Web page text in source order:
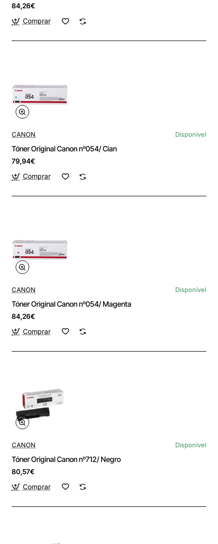
84,26€
Comprar
CANON Disponível
Tóner Original Canon nº054/ Cian
79,94€
Comprar
CANON Disponível
Tóner Original Canon nº054/ Magenta
84,26€
Comprar
CANON Disponível
Tóner Original Canon nº712/ Negro
80,57€
Comprar